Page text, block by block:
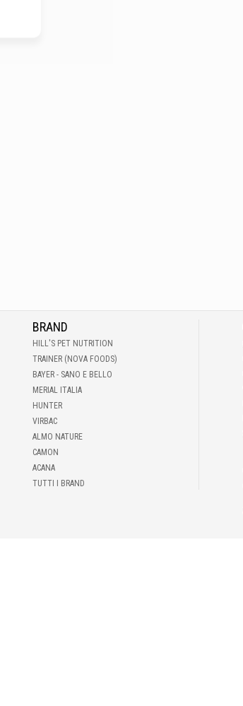
BRAND
HILL'S PET NUTRITION
TRAINER (NOVA FOODS)
BAYER - SANO E BELLO
MERIAL ITALIA
HUNTER
VIRBAC
ALMO NATURE
CAMON
ACANA
TUTTI I BRAND